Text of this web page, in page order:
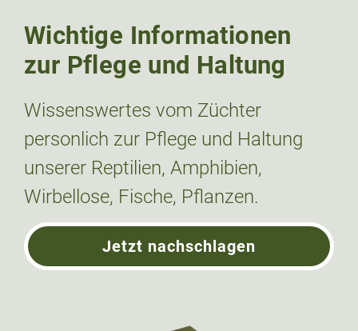
Wichtige Informationen
zur Pflege und Haltung
Wissenswertes vom Züchter
personlich zur Pflege und Haltung
unserer Reptilien, Amphibien,
Wirbellose, Fische, Pflanzen.
Jetzt nachschlagen